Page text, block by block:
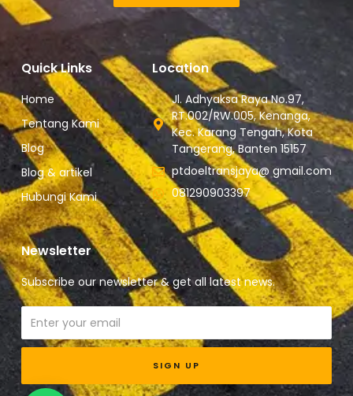
Quick Links
Home
Tentang Kami
Blog
Blog & artikel
Hubungi Kami
Location
Jl. Adhyaksa Raya No.97,
RT.002/RW.005, Kenanga,
Kec. Karang Tengah, Kota
Tangerang, Banten 15157
ptdoeltransjaya@ gmail.com
081290903397
Newsletter
Subscribe our newsletter & get all latest news.
Email
SIGN UP